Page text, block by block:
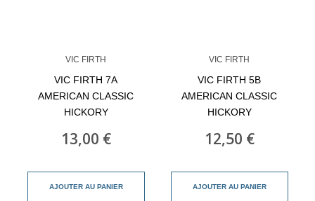
VIC FIRTH
VIC FIRTH 7A
AMERICAN CLASSIC
HICKORY
13,00 €
AJOUTER AU PANIER
VIC FIRTH
VIC FIRTH 5B
AMERICAN CLASSIC
HICKORY
12,50 €
AJOUTER AU PANIER